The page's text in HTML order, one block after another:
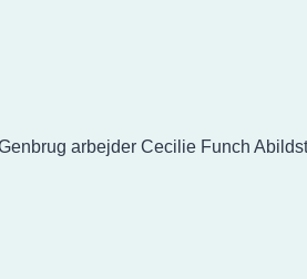
arbejder Cecilie Funch